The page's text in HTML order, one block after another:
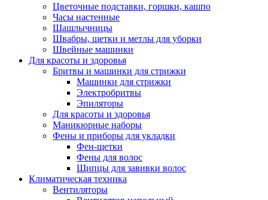
Цветочные подставки, горшки, кашпо
Часы настенные
Шашлычницы
Швабры, щетки и метлы для уборки
Швейные машинки
Для красоты и здоровья
Бритвы и машинки для стрижки
Машинки для стрижки
Электробритвы
Эпиляторы
Для красоты и здоровья
Маникюрные наборы
Фены и приборы для укладки
Фен-щетки
Фены для волос
Щипцы для завивки волос
Климатическая техника
Вентиляторы